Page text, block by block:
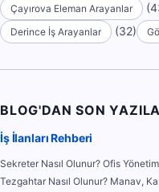
Çayırova Eleman Arayanlar
Derince İş Arayanlar (32)
BLOG'DAN SON
İş İlanları Rehberi
Sekreter Nasıl Olunur? Ofis
Tezgahtar Nasıl Olunur? Manav,